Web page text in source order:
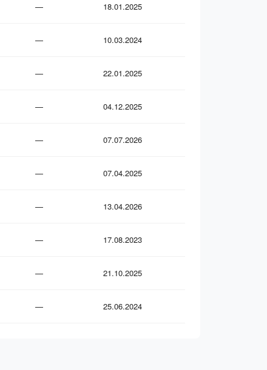
— 18.01.2025
— 10.03.2024
— 22.01.2025
— 04.12.2025
— 07.07.2026
— 07.04.2025
— 13.04.2026
— 17.08.2023
— 21.10.2025
— 25.06.2024